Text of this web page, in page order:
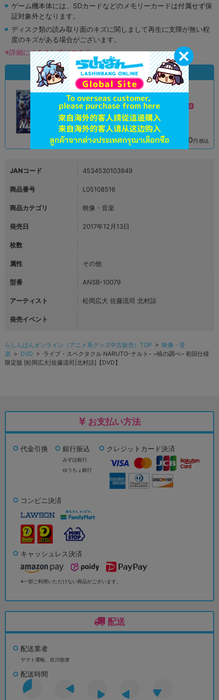
ゲーム機本体には、SDカードなどのメモリーカードは付属せず保
証対象外となります。
ディスク類の読み取り面のキズに関しまして再生に支障が無い程
度のキズがある場合がございます。
※詳細につきましてはコチラ
状態違いの同一商品
状態 : A
オンライン
品切状態 990円 税込
モラージュ菖蒲店
在庫あり 1,690 円 税込
JANコード 4534530103949
商品番号 L05108516
商品カテゴリ 映像・音楽
発売日 2017年12月13日
枚数
属性 その他
型番 ANSB-10079
アーティスト 松岡広大 佐藤流司 北村諒
発売イベント
らしんばんオンライン（アニメ系グッズ中古販売）TOP > 映像・音
楽 > DVD > ライブ・スペクタクル NARUTO-ナルト- ~暁の調べ~ 初回仕様
限定版 [松岡広大|佐藤流司|北村諒]【DVD】
お支払い方法
代金引換 銀行振込
みずほ銀行、
ゆうちょ銀行
クレジットカード決済
コンビニ決済
キャッシュレス決済
※一部ご利用いただけない商品がございます。
配送
配送業者
ヤマト運輸、佐川急便
配送時間